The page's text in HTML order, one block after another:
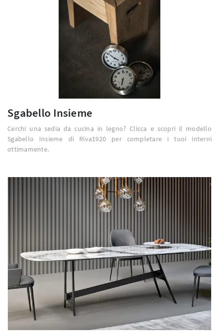
Sgabello Insieme
Cerchi una sedia da cucina in legno? Clicca e scopri il modello
Sgabello Insieme di Riva1920 per completare i tuoi interni
ottimamente.